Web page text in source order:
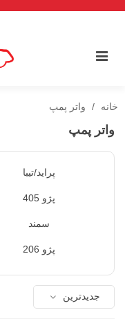
خانه / واتر پمپ
واتر پمپ
پراید/تیبا
پژو 405
سمند
پژو 206
جدیدترین